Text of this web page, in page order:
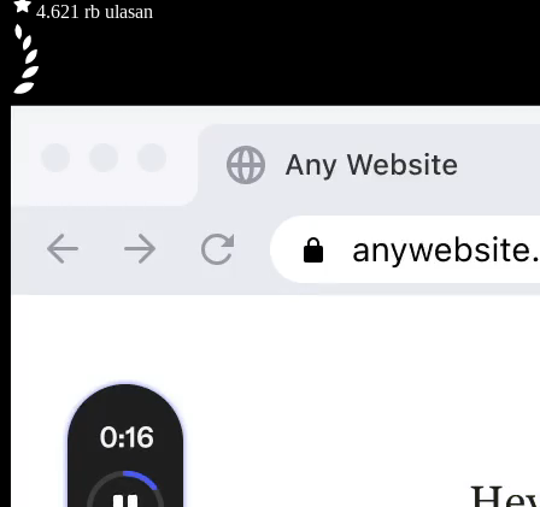
4.621 rb ulasan